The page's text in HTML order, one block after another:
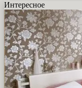
Интересное